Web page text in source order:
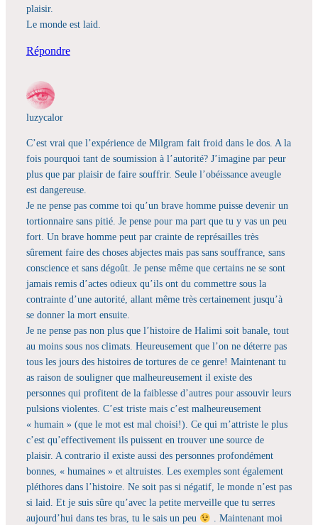
plaisir.
Le monde est laid.
Répondre
luzycalor
C’est vrai que l’expérience de Milgram fait froid dans le dos. A la
fois pourquoi tant de soumission à l’autorité? J’imagine par peur
plus que par plaisir de faire souffrir. Seule l’obéissance aveugle
est dangereuse.
Je ne pense pas comme toi qu’un brave homme puisse devenir un
tortionnaire sans pitié. Je pense pour ma part que tu y vas un peu
fort. Un brave homme peut par crainte de représailles très
sûrement faire des choses abjectes mais pas sans souffrance, sans
conscience et sans dégoût. Je pense même que certains ne se sont
jamais remis d’actes odieux qu’ils ont du commettre sous la
contrainte d’une autorité, allant même très certainement jusqu’à
se donner la mort ensuite.
Je ne pense pas non plus que l’histoire de Halimi soit banale, tout
au moins sous nos climats. Heureusement que l’on ne déterre pas
tous les jours des histoires de tortures de ce genre! Maintenant tu
as raison de souligner que malheureusement il existe des
personnes qui profitent de la faiblesse d’autres pour assouvir leurs
pulsions violentes. C’est triste mais c’est malheureusement
« humain » (que le mot est mal choisi!). Ce qui m’attriste le plus
c’est qu’effectivement ils puissent en trouver une source de
plaisir. A contrario il existe aussi des personnes profondément
bonnes, « humaines » et altruistes. Les exemples sont également
pléthores dans l’histoire. Ne soit pas si négatif, le monde n’est pas
si laid. Et je suis sûre qu’avec la petite merveille que tu serres
aujourd’hui dans tes bras, tu le sais un peu
. Maintenant moi